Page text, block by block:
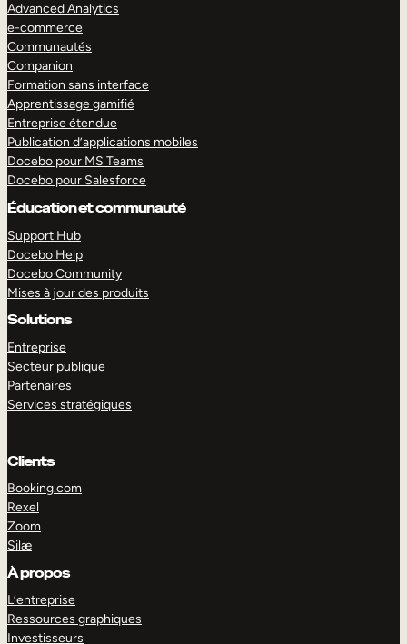
Advanced Analytics
e-commerce
Communautés
Companion
Formation sans interface
Apprentissage gamifié
Entreprise étendue
Publication d’applications mobiles
Docebo pour MS Teams
Docebo pour Salesforce
Éducation et communauté
Support Hub
Docebo Help
Docebo Community
Mises à jour des produits
Solutions
Entreprise
Secteur publique
Partenaires
Services stratégiques
Clients
Booking.com
Rexel
Zoom
Silæ
À propos
L’entreprise
Ressources graphiques
Investisseurs